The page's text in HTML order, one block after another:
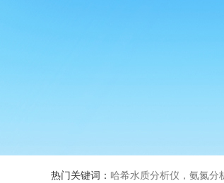
热门关键词： 哈希水质分析仪，氨氮分